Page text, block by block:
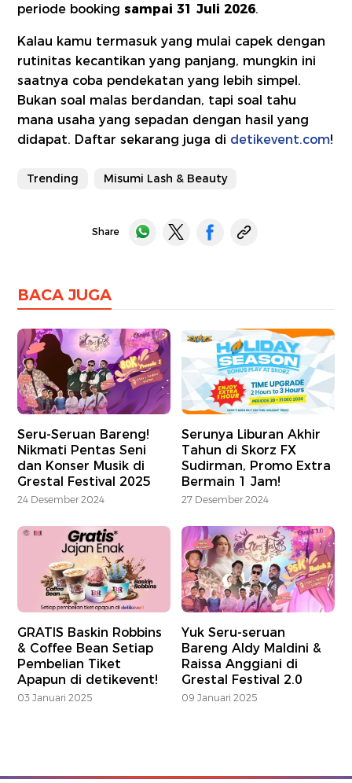
periode bookingsampai 31 Juli 2026.
Kalau kamu termasuk yang mulai capek dengan
rutinitas kecantikan yang panjang, mungkin ini
saatnya coba pendekatan yang lebih simpel.
Bukan soal malas berdandan, tapi soal tahu
mana usaha yang sepadan dengan hasil yang
didapat. Daftar sekarang juga di detikevent.com!
Trending Misumi Lash & Beauty
Share
BACA JUGA
Seru-Seruan Bareng!
Nikmati Pentas Seni
dan Konser Musik di
Grestal Festival 2025
24 Desember 2024
Serunya Liburan Akhir
Tahun di Skorz FX
Sudirman, Promo Extra
Bermain 1 Jam!
27 Desember 2024
GRATIS Baskin Robbins
& Coffee Bean Setiap
Pembelian Tiket
Apapun di detikevent!
03 Januari 2025
Yuk Seru-seruan
Bareng Aldy Maldini &
Raissa Anggiani di
Grestal Festival 2.0
09 Januari 2025